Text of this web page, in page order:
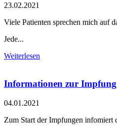
23.02.2021
Viele Patienten sprechen mich auf
Jede...
Weiterlesen
Informationen zur
04.01.2021
Zum Start der Impfungen infomiert